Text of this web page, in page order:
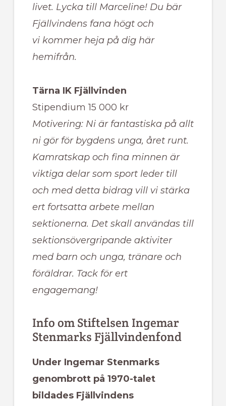
livet. Lycka till Marceline! Du bär
Fjällvindens fana högt och
vi kommer heja på dig här
hemifrån.
Tärna IK Fjällvinden
Stipendium 15 000 kr
Motivering: Ni är fantastiska på allt
ni gör för bygdens unga, året runt.
Kamratskap och fina minnen är
viktiga delar som sport leder till
och med detta bidrag vill vi stärka
ert fortsatta arbete mellan
sektionerna. Det skall användas till
sektionsövergripande aktiviter
med barn och unga, tränare och
föräldrar. Tack för ert
engagemang!
Info om Stiftelsen Ingemar
Stenmarks Fjällvindenfond
Under Ingemar Stenmarks
genombrott på 1970-talet
bildades Fjällvindens